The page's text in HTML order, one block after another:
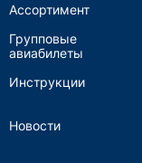
Ассортимент
Групповые
авиабилеты
Инструкции
Новости